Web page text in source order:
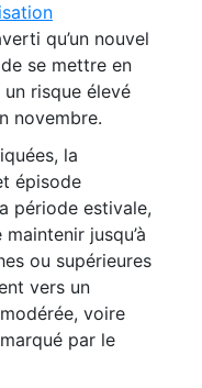
qu’un nouvel
se mettre en
risque élevé
novembre.
la
épisode
période estivale,
jusqu’à
ou supérieures
vers un
voire
par le